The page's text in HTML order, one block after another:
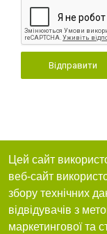
Відправити
Цей сайт
веб-сайт
збору технічних
відвідувачів з
маркетингової та